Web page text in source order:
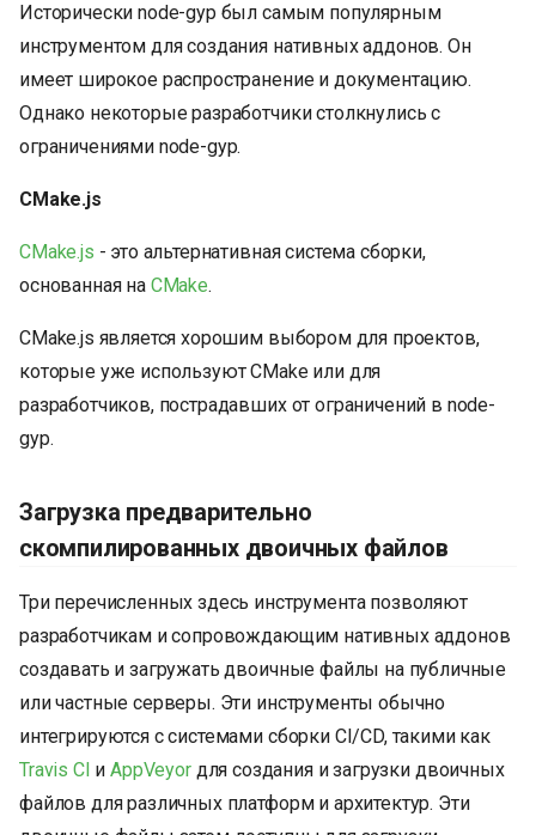
Исторически node-gyp был самым популярным
инструментом для создания нативных аддонов. Он
имеет широкое распространение и документацию.
Однако некоторые разработчики столкнулись с
ограничениями node-gyp.
CMake.js
CMake.js - это альтернативная система сборки,
основанная на CMake.
CMake.js является хорошим выбором для проектов,
которые уже используют CMake или для
разработчиков, пострадавших от ограничений в node-
gyp.
Загрузка предварительно
скомпилированных двоичных файлов
Три перечисленных здесь инструмента позволяют
разработчикам и сопровождающим нативных аддонов
создавать и загружать двоичные файлы на публичные
или частные серверы. Эти инструменты обычно
интегрируются с системами сборки CI/CD, такими как
Travis CI иAppVeyorдля создания и загрузки двоичных
файлов для различных платформ и архитектур. Эти